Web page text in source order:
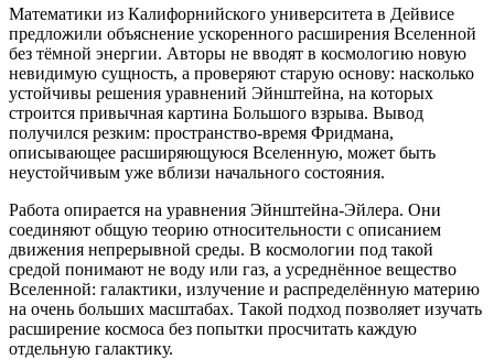
Математики из Калифорнийского университета в Дейвисе
предложили объяснение ускоренного расширения Вселенной
без тёмной энергии. Авторы не вводят в космологию новую
невидимую сущность, а проверяют старую основу: насколько
устойчивы решения уравнений Эйнштейна, на которых
строится привычная картина Большого взрыва. Вывод
получился резким: пространство-время Фридмана,
описывающее расширяющуюся Вселенную, может быть
неустойчивым уже вблизи начального состояния.
Работа опирается на уравнения Эйнштейна-Эйлера. Они
соединяют общую теорию относительности с описанием
движения непрерывной среды. В космологии под такой
средой понимают не воду или газ, а усреднённое вещество
Вселенной: галактики, излучение и распределённую материю
на очень больших масштабах. Такой подход позволяет изучать
расширение космоса без попытки просчитать каждую
отдельную галактику.